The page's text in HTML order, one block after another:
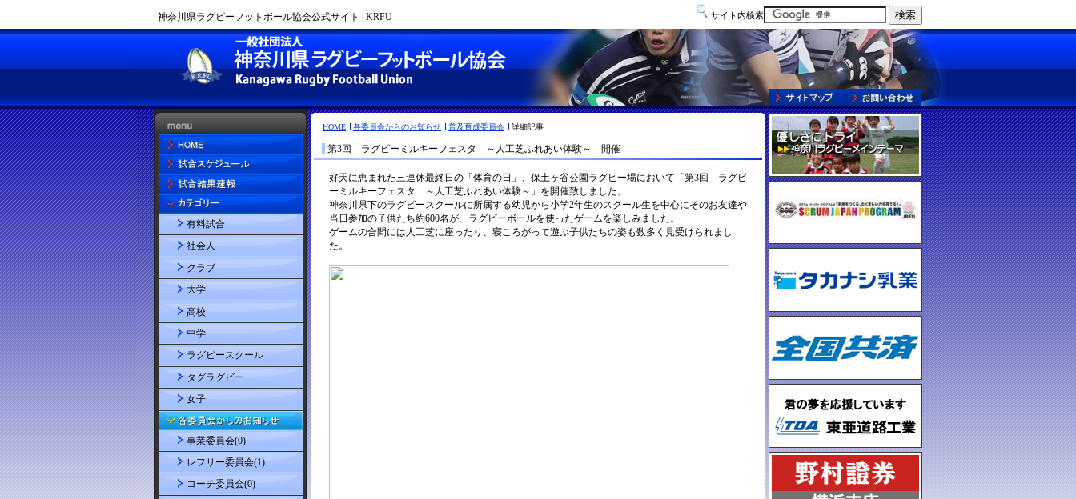
神奈川県ラグビーフットボール協会公式サイト | KRFU サイト内検索
HOME 各委員会からのお知らせ 普及育成委員会 詳細記事
第3回 ラグビーミルキーフェスタ ～人工芝ふれあい体験～ 開催
有料試合
社会人
クラブ
大学
高校
中学
ラグビースクール
タグラグビー
女子
事業委員会(0)
レフリー委員会(1)
コーチ委員会(0)